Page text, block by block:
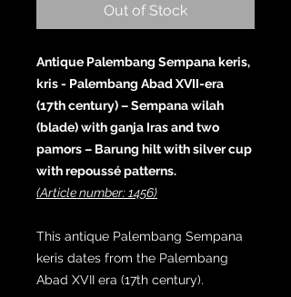
Out of Stock
Antique Palembang Sempana keris,
kris - Palembang Abad XVII-era
(17th century) – Sempana wilah
(blade) with ganja Iras and two
pamors – Barung hilt with silver cup
with repoussé patterns.
(Article number: 1456)
This antique Palembang Sempana
keris dates from the Palembang
Abad XVII era (17th century).